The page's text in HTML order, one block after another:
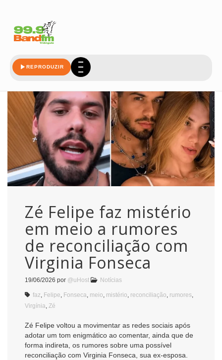
REPRODUZIR
Zé Felipe faz mistério
em meio a rumores
de reconciliação com
Virginia Fonseca
19/06/2026 por @uHost Notícias
faz Felipe Fonseca meio mistério reconciliação rumores
Virgínia Zé
Zé Felipe voltou a movimentar as redes sociais após
adotar um tom enigmático ao comentar, ainda que de
forma indireta, os rumores sobre uma possível
reconciliação com Virginia Fonseca, sua ex-esposa.